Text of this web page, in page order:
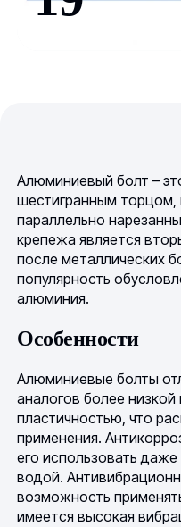
Алюминиевый болт –
шестигранным
параллельно
крепежа является
после металлических
популярность
алюминия.
Особенности
Алюминиевые болты
аналогов более
пластичностью, что
применения.
его использовать
водой.
возможность
имеется высокая